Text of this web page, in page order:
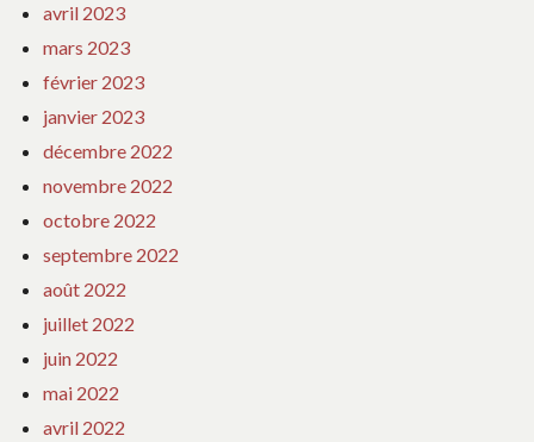
avril 2023
mars 2023
février 2023
janvier 2023
décembre 2022
novembre 2022
octobre 2022
septembre 2022
août 2022
juillet 2022
juin 2022
mai 2022
avril 2022